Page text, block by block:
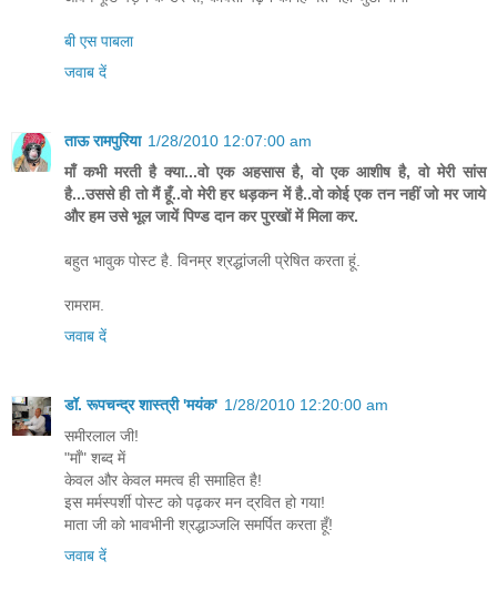
बी एस पाबला
जवाब दें
ताऊ रामपुरिया 1/28/2010 12:07:00 am
माँ कभी मरती है क्या...वो एक अहसास है, वो एक आशीष है, वो मेरी सांस
है...उससे ही तो मैं हूँ..वो मेरी हर धड़कन में है..वो कोई एक तन नहीं जो मर जाये
और हम उसे भूल जायें पिण्ड दान कर पुरखों में मिला कर.
बहुत भावुक पोस्ट है. विनम्र श्रद्धांजली प्रेषित करता हूं.
रामराम.
जवाब दें
डॉ. रूपचन्द्र शास्त्री 'मयंक' 1/28/2010 12:20:00 am
समीरलाल जी!
"माँ" शब्द में
केवल और केवल ममत्व ही समाहित है!
इस मर्मस्पर्शी पोस्ट को पढ़कर मन द्रवित हो गया!
माता जी को भावभीनी श्रद्धाञ्जलि समर्पित करता हूँ!
जवाब दें